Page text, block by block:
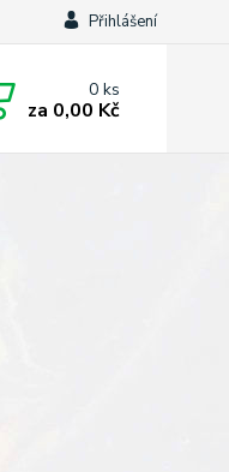
Přihlášení
0ks
za 0,00 Kč